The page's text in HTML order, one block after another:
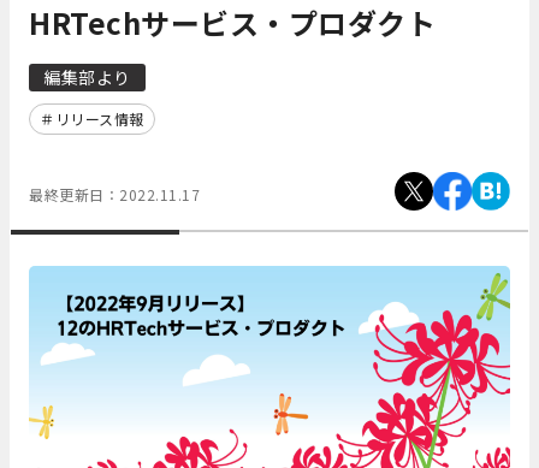
HRTechサービス・プロダクト
編集部より
リリース情報
最終更新日： 2022.11.17